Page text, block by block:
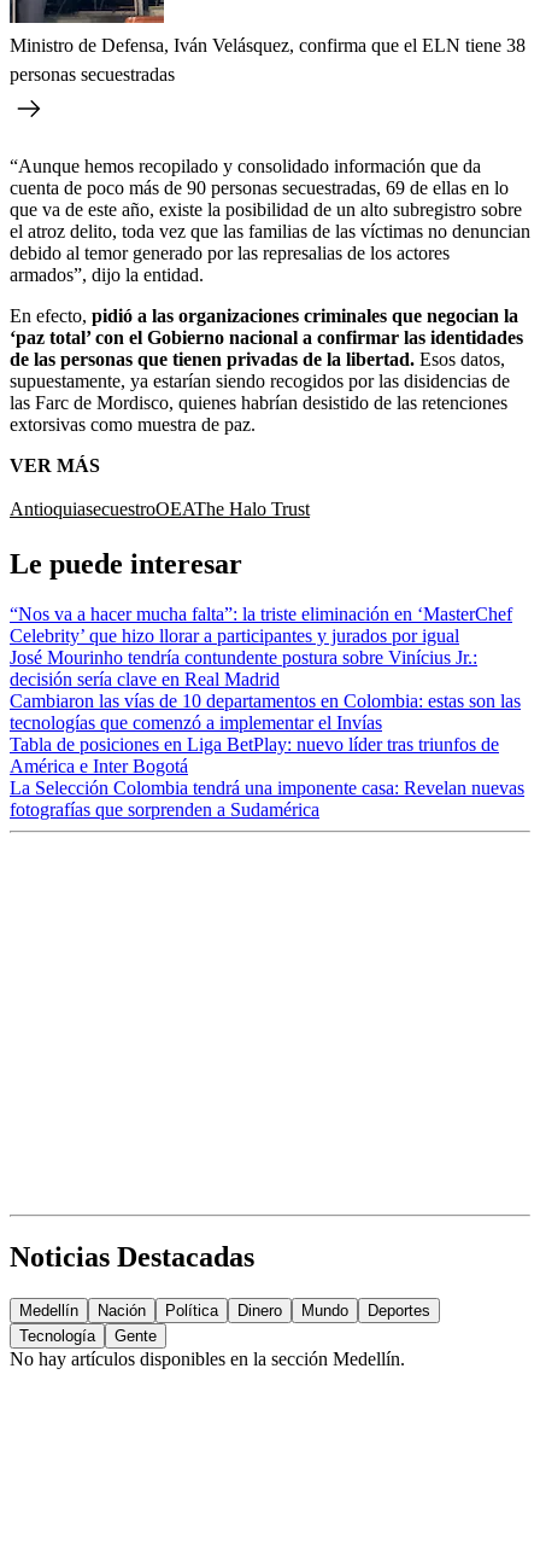
Ministro de Defensa, Iván Velásquez, confirma que el ELN tiene 38
personas secuestradas
“Aunque hemos recopilado y consolidado información que da
cuenta de poco más de 90 personas secuestradas, 69 de ellas en lo
que va de este año, existe la posibilidad de un alto subregistro sobre
el atroz delito, toda vez que las familias de las víctimas no denuncian
debido al temor generado por las represalias de los actores
armados”, dijo la entidad.
En efecto, pidió a las organizaciones criminales que negocian la
‘paz total’ con el Gobierno nacional a confirmar las identidades
de las personas que tienen privadas de la libertad. Esos datos,
supuestamente, ya estarían siendo recogidos por las disidencias de
las Farc de Mordisco, quienes habrían desistido de las retenciones
extorsivas como muestra de paz.
VER MÁS
AntioquiasecuestroOEAThe Halo Trust
Le puede interesar
“Nos va a hacer mucha falta”: la triste eliminación en ‘MasterChef
Celebrity’ que hizo llorar a participantes y jurados por igual
José Mourinho tendría contundente postura sobre Vinícius Jr.:
decisión sería clave en Real Madrid
Cambiaron las vías de 10 departamentos en Colombia: estas son las
tecnologías que comenzó a implementar el Invías
Tabla de posiciones en Liga BetPlay: nuevo líder tras triunfos de
América e Inter Bogotá
La Selección Colombia tendrá una imponente casa: Revelan nuevas
fotografías que sorprenden a Sudamérica
Noticias Destacadas
Medellín Nación Política Dinero Mundo
Deportes
Tecnología
Gente
No hay artículos disponibles en la sección Medellín.